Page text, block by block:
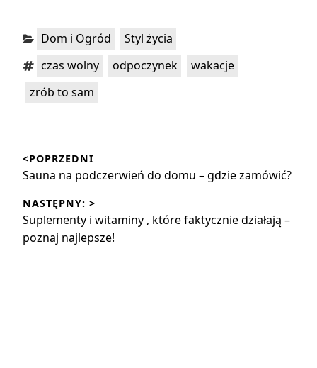
Kategorie:
Dom i Ogród
Styl życia
Tagi:czas wolny odpoczynek wakacje
zrób to sam
wpisu
<POPRZEDNI
Poprzedni
Sauna na podczerwień do domu – gdzie zamówić?
NASTĘPNY: >
Następny
wpis:
Suplementy i witaminy , które faktycznie działają –
poznaj najlepsze!